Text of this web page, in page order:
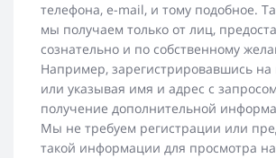
телефона, e-mail, и тому подобное.
мы получаем только от лиц,
сознательно и по собственному
Например, зарегистрировавшись
или указывая имя и адрес с
получение дополнительной
Мы не требуем регистрации или
такой информации для просмотра